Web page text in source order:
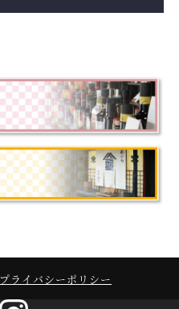
プライバシーポリシー